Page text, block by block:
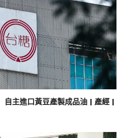
主進口黃豆產製成品油 | 產經 |